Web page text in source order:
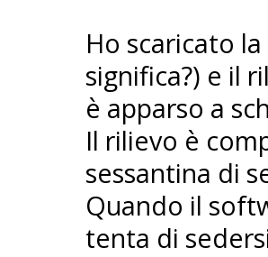
Ho scaricato
significa?) e il
è apparso a
Il rilievo è
sessantina di
Quando il
tenta di